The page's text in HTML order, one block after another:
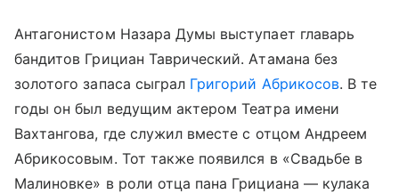
Антагонистом Назара Думы выступает главарь
бандитов Грициан Таврический. Атамана без
золотого запаса сыграл Григорий Абрикосов. В те
годы он был ведущим актером Театра имени
Вахтангова, где служил вместе с отцом Андреем
Абрикосовым. Тот также появился в «Свадьбе в
Малиновке» в роли отца пана Грициана — кулака